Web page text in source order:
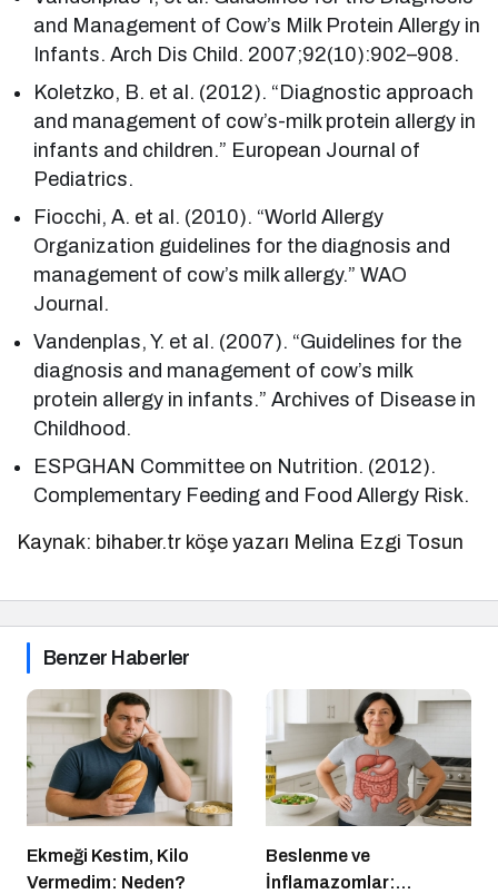
and Management of Cow’s Milk Protein Allergy in
Infants. Arch Dis Child. 2007;92(10):902–908.
Koletzko, B. et al. (2012). “Diagnostic approach
and management of cow’s-milk protein allergy in
infants and children.” European Journal of
Pediatrics.
Fiocchi, A. et al. (2010). “World Allergy
Organization guidelines for the diagnosis and
management of cow’s milk allergy.” WAO
Journal.
Vandenplas, Y. et al. (2007). “Guidelines for the
diagnosis and management of cow’s milk
protein allergy in infants.” Archives of Disease in
Childhood.
ESPGHAN Committee on Nutrition. (2012).
Complementary Feeding and Food Allergy Risk.
Kaynak: bihaber.tr köşe yazarı Melina Ezgi Tosun
Benzer Haberler
Ekmeği Kestim, Kilo
Vermedim: Neden?
Beslenme ve
İnflamazomlar: